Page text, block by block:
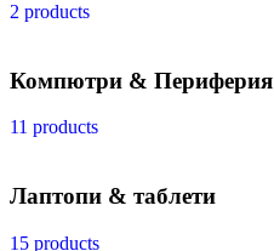
2 products
Компютри & Периферия
11 products
Лаптопи & таблети
15 products